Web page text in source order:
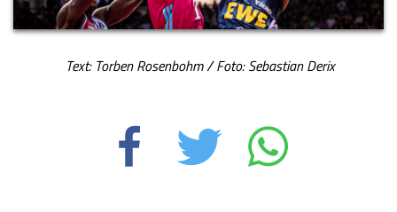
Text: Torben Rosenbohm / Foto: Sebastian Derix